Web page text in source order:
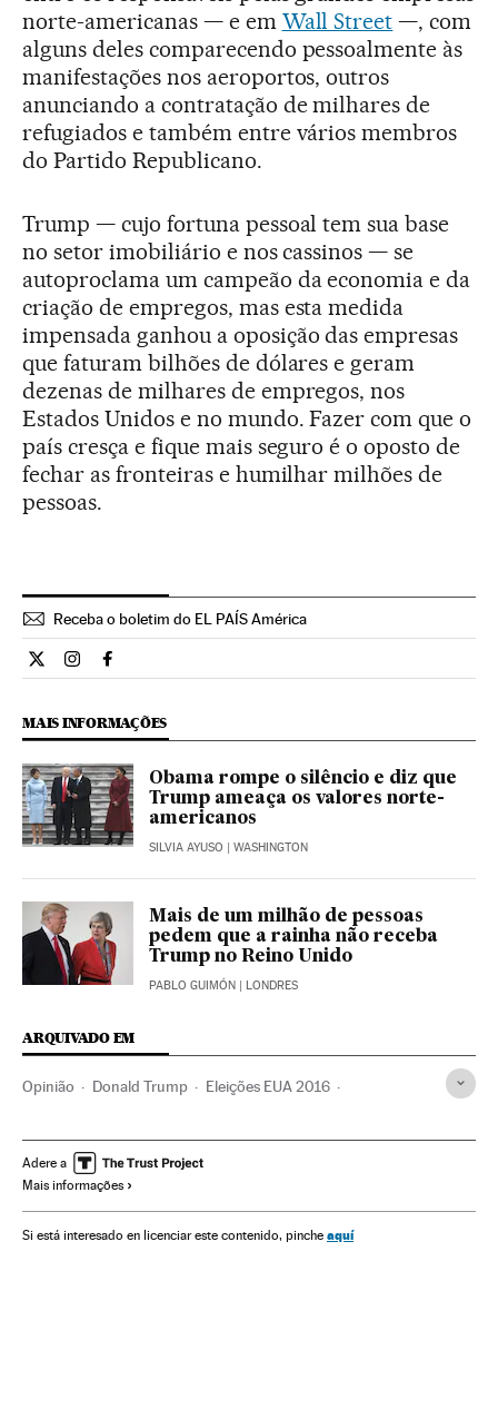
norte-americanas — e em Wall Street —, com
alguns deles comparecendo pessoalmente às
manifestações nos aeroportos, outros
anunciando a contratação de milhares de
refugiados e também entre vários membros
do Partido Republicano.
Trump — cujo fortuna pessoal tem sua base
no setor imobiliário e nos cassinos — se
autoproclama um campeão da economia e da
criação de empregos, mas esta medida
impensada ganhou a oposição das empresas
que faturam bilhões de dólares e geram
dezenas de milhares de empregos, nos
Estados Unidos e no mundo. Fazer com que o
país cresça e fique mais seguro é o oposto de
fechar as fronteiras e humilhar milhões de
pessoas.
Receba o boletim do EL PAÍS América
Opiniao El País Brasil en Twitter
Opiniao El País Brasil en Instagram
Opiniao El País Brasil en Facebook
MAIS INFORMAÇÕES
Obama rompe o silêncio e diz que
Trump ameaça os valores norte-
americanos
SILVIA AYUSO | WASHINGTON
Mais de um milhão de pessoas
pedem que a rainha não receba
Trump no Reino Unido
PABLO GUIMÓN | LONDRES
ARQUIVADO EM
Opinião Donald Trump Eleições EUA 2016
América do Norte Eleições
Adere a
Mais informações
Si está interesado en licenciar este contenido, pinche aquí